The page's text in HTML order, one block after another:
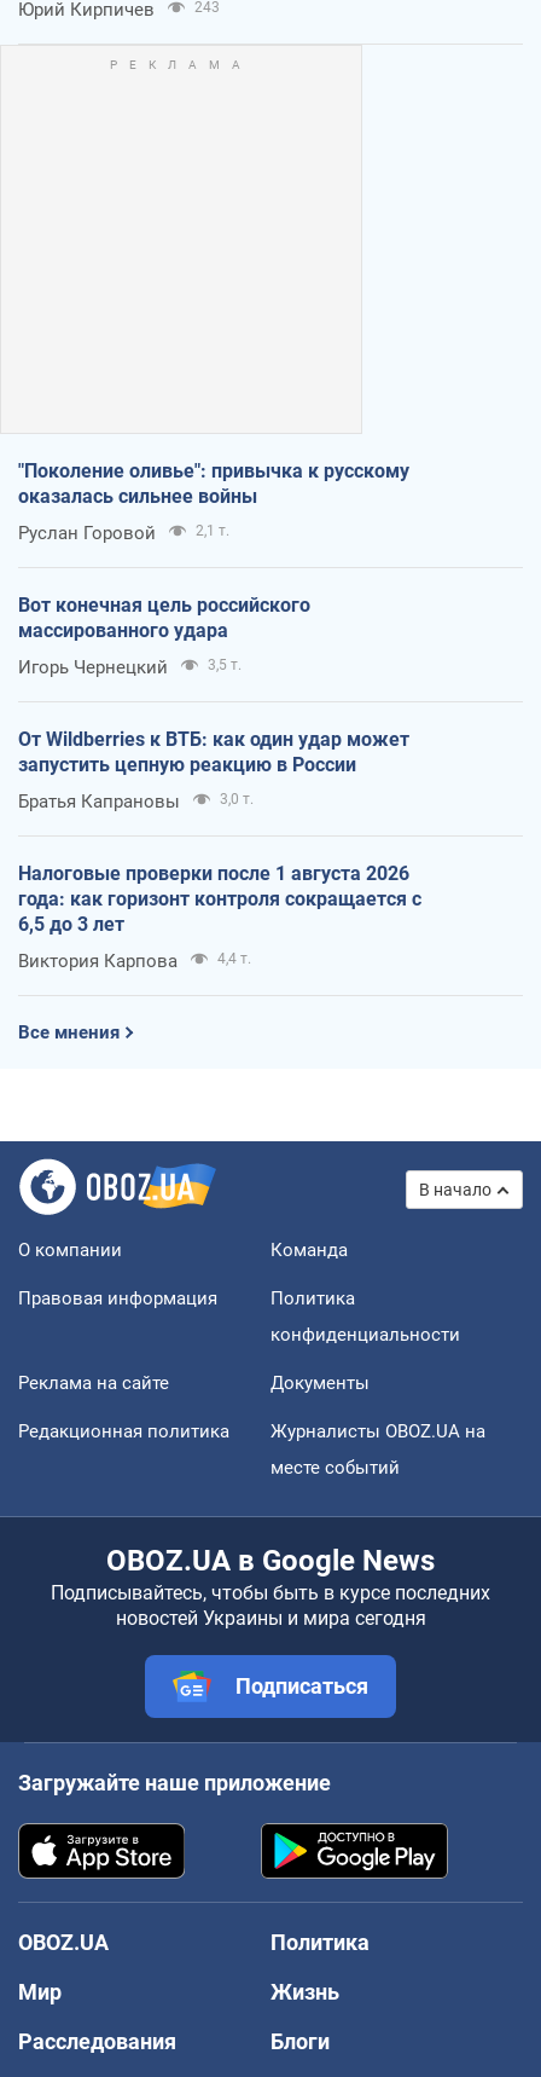
Юрий Кирпичев 243
"Поколение оливье": привычка к русскому
оказалась сильнее войны
Руслан Горовой 2,1 т.
Вот конечная цель российского
массированного удара
Игорь Чернецкий 3,5 т.
От Wildberries к ВТБ: как один удар может
запустить цепную реакцию в России
Братья Капрановы 3,0 т.
Налоговые проверки после 1 августа 2026
года: как горизонт контроля сокращается с
6,5 до 3 лет
Виктория Карпова 4,4 т.
Все мнения
В начало
О компании Команда
Правовая информация
Политика
конфиденциальности
Реклама на сайте Документы
Редакционная политика
Журналисты OBOZ.UA на
месте событий
OBOZ.UA в Google News
Подписывайтесь, чтобы быть в курсе последних
новостей Украины и мира сегодня
Подписаться
Загружайте наше приложение
OBOZ.UA
Политика
Мир
Жизнь
Расследования
Блоги